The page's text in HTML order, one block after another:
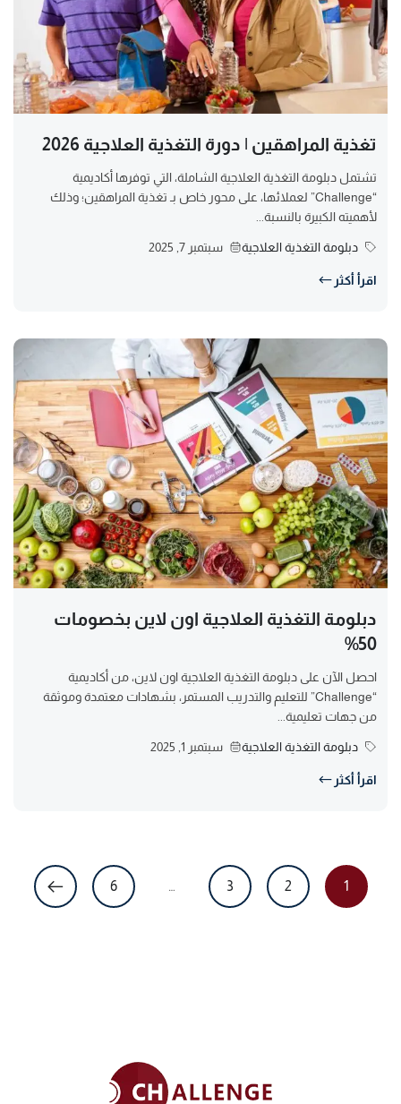
تغذية المراهقين | دورة التغذية العلاجية 2026
تشتمل دبلومة التغذية العلاجية الشاملة، التي توفرها أكاديمية
“Challenge” لعملائها، على محور خاص بـ تغذية المراهقين؛ وذلك
لأهميته الكبيرة بالنسبة...
دبلومة التغذية العلاجية سبتمبر 7, 2025
اقرأ أكثر
دبلومة التغذية العلاجية اون لاين بخصومات
50%
احصل الآن على دبلومة التغذية العلاجية اون لاين، من أكاديمية
“Challenge” للتعليم والتدريب المستمر، بشهادات معتمدة وموثقة
من جهات تعليمية...
دبلومة التغذية العلاجية سبتمبر 1, 2025
اقرأ أكثر
1
2
3
…
6